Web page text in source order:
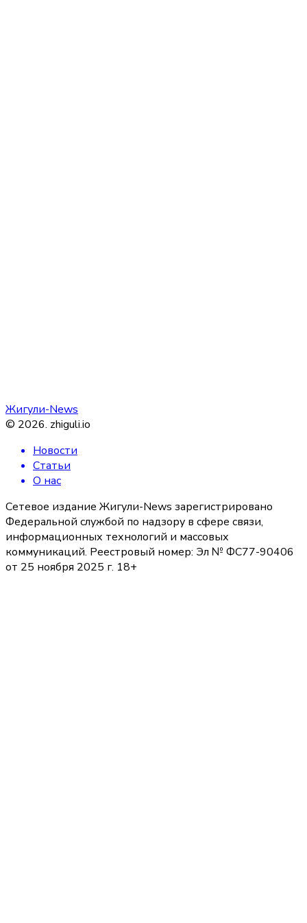
Жигули-News
© 2026. zhiguli.io
Новости
Статьи
О нас
Сетевое издание Жигули-News зарегистрировано
Федеральной службой по надзору в сфере связи,
информационных технологий и массовых
коммуникаций. Реестровый номер: Эл № ФС77-90406
от 25 ноября 2025 г. 18+